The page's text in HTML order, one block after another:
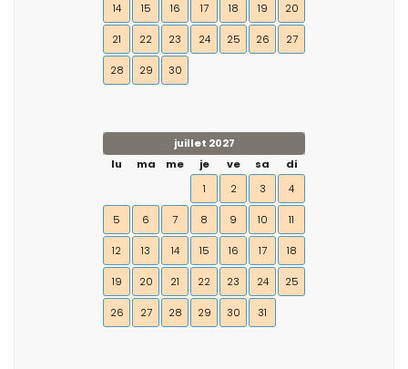
14 15 16 17 18 19 20
21 22 23 24 25 26 27
28 29 30
juillet 2027
lu
ma me je ve sa
di
1
2 3 4
5 6 7 8 9 10 11
12 13 14 15 16 17 18
19 20 21 22 23 24 25
26 27 28 29 30 31